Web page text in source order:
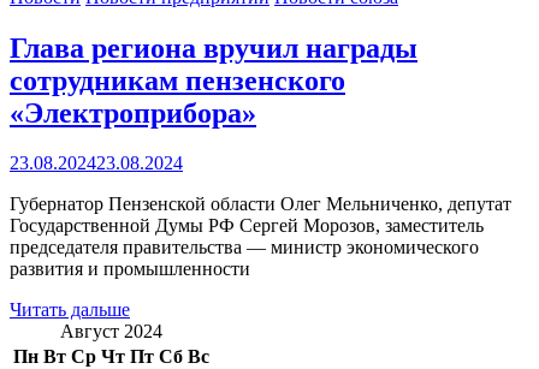
Глава региона вручил награды
сотрудникам пензенского
«Электроприбора»
23.08.202423.08.2024
Губернатор Пензенской области Олег Мельниченко, депутат
Государственной Думы РФ Сергей Морозов, заместитель
председателя правительства — министр экономического
развития и промышленности
Читать дальше
Август 2024
Пн Вт Ср Чт Пт Сб Вс